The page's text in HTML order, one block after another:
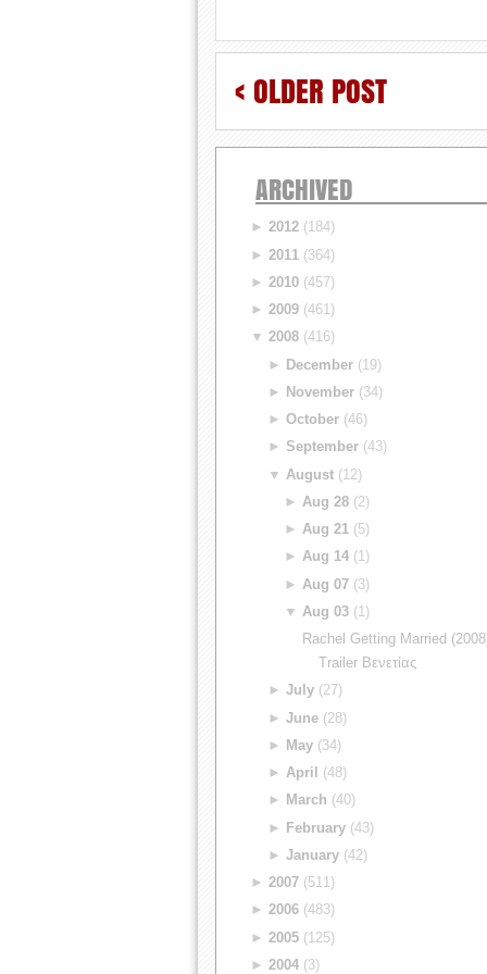
< OLDER POST
ARCHIVED
►2012 (184)
►2011 (364)
►2010 (457)
►2009 (461)
▼2008 (416)
► December(19)
►
November(34)
► October(46)
► September(43)
▼ August(12)
► Aug 28 (2)
►Aug 21 (5)
►Aug 14 (1)
► Aug 07 (3)
▼ Aug 03 (1)
Rachel Getting Married
Trailer Βενετίας
► July(27)
► June(28)
►
May(34)
► April
(48)
►
March (40)
► February(43)
► January(42)
►2007 (511)
►2006 (483)
►2005 (125)
►2004 (3)